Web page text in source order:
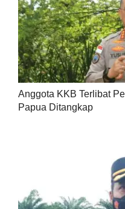
Anggota KKB Terlibat
Papua Ditangkap